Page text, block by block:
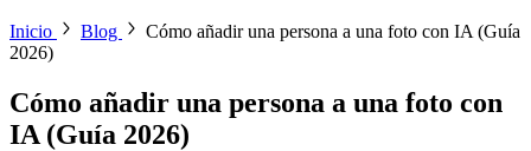
Inicio Blog
Cómo añadir una persona a una foto con IA (Guía
2026)
Cómo añadir una persona a una foto con
IA (Guía 2026)